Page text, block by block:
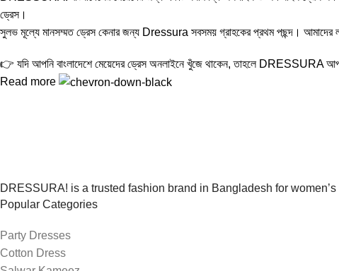
ড্রেস।
সুলভ মূল্যে মানসম্মত ড্রেস কেনার জন্য Dressura সবসময় গ্রাহকের প্রথম পছন্দ। আমাদের
👉 যদি আপনি বাংলাদেশে মেয়েদের ড্রেস অনলাইনে খুঁজে থাকেন, তাহলে DRESSURA
Read more
DRESSURA! is a trusted fashion brand in Bangladesh for
Popular Categories
Party Dresses
Cotton Dress